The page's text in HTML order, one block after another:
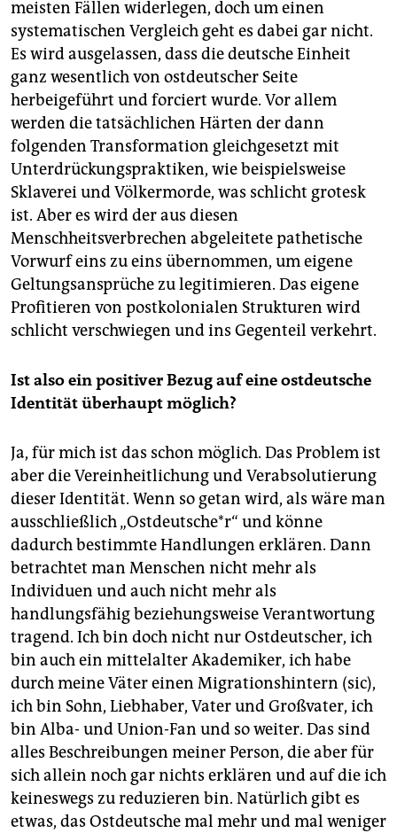
meisten Fällen widerlegen, doch um einen
systematischen Vergleich geht es dabei gar nicht.
Es wird ausgelassen, dass die deutsche Einheit
ganz wesentlich von ostdeutscher Seite
herbeigeführt und forciert wurde. Vor allem
werden die tatsächlichen Härten der dann
folgenden Transformation gleichgesetzt mit
Unterdrückungspraktiken, wie beispielsweise
Sklaverei und Völkermorde, was schlicht grotesk
ist. Aber es wird der aus diesen
Menschheitsverbrechen abgeleitete pathetische
Vorwurf eins zu eins übernommen, um eigene
Geltungsansprüche zu legitimieren. Das eigene
Profitieren von postkolonialen Strukturen wird
schlicht verschwiegen und ins Gegenteil verkehrt.
Ist also ein positiver Bezug auf eine ostdeutsche
Identität überhaupt möglich?
Ja, für mich ist das schon möglich. Das Problem ist
aber die Vereinheitlichung und Verabsolutierung
dieser Identität. Wenn so getan wird, als wäre man
ausschließlich „Ostdeutsche*r“ und könne
dadurch bestimmte Handlungen erklären. Dann
betrachtet man Menschen nicht mehr als
Individuen und auch nicht mehr als
handlungsfähig beziehungsweise Verantwortung
tragend. Ich bin doch nicht nur Ostdeutscher, ich
bin auch ein mittelalter Akademiker, ich habe
durch meine Väter einen Migrationshintern (sic),
ich bin Sohn, Liebhaber, Vater und Großvater, ich
bin Alba- und Union-Fan und so weiter. Das sind
alles Beschreibungen meiner Person, die aber für
sich allein noch gar nichts erklären und auf die ich
keineswegs zu reduzieren bin. Natürlich gibt es
etwas, das Ostdeutsche mal mehr und mal weniger